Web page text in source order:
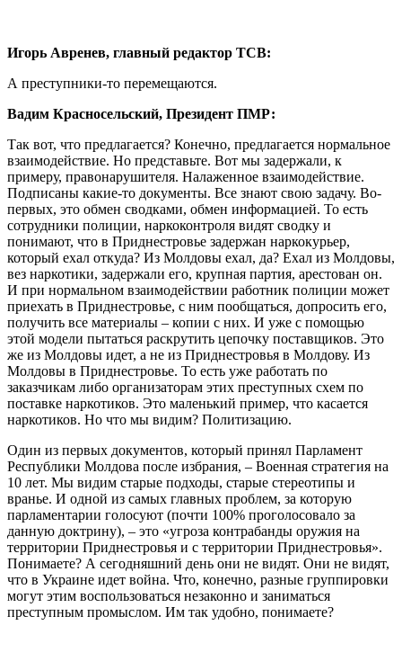
Игорь Авренев, главный редактор ТСВ:
А преступники-то перемещаются.
Вадим Красносельский, Президент ПМР:
Так вот, что предлагается? Конечно, предлагается нормальное
взаимодействие. Но представьте. Вот мы задержали, к
примеру, правонарушителя. Налаженное взаимодействие.
Подписаны какие-то документы. Все знают свою задачу. Во-
первых, это обмен сводками, обмен информацией. То есть
сотрудники полиции, наркоконтроля видят сводку и
понимают, что в Приднестровье задержан наркокурьер,
который ехал откуда? Из Молдовы ехал, да? Ехал из Молдовы,
вез наркотики, задержали его, крупная партия, арестован он.
И при нормальном взаимодействии работник полиции может
приехать в Приднестровье, с ним пообщаться, допросить его,
получить все материалы – копии с них. И уже с помощью
этой модели пытаться раскрутить цепочку поставщиков. Это
же из Молдовы идет, а не из Приднестровья в Молдову. Из
Молдовы в Приднестровье. То есть уже работать по
заказчикам либо организаторам этих преступных схем по
поставке наркотиков. Это маленький пример, что касается
наркотиков. Но что мы видим? Политизацию.
Один из первых документов, который принял Парламент
Республики Молдова после избрания, – Военная стратегия на
10 лет. Мы видим старые подходы, старые стереотипы и
вранье. И одной из самых главных проблем, за которую
парламентарии голосуют (почти 100% проголосовало за
данную доктрину), – это «угроза контрабанды оружия на
территории Приднестровья и с территории Приднестровья».
Понимаете? А сегодняшний день они не видят. Они не видят,
что в Украине идет война. Что, конечно, разные группировки
могут этим воспользоваться незаконно и заниматься
преступным промыслом. Им так удобно, понимаете?